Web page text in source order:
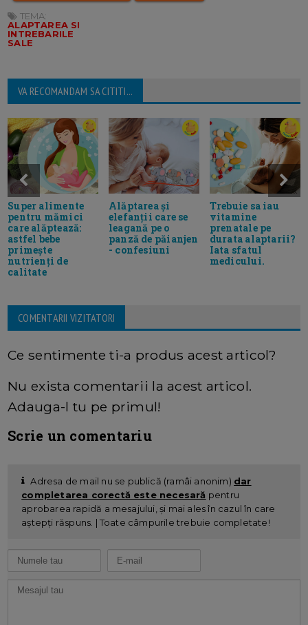
TEMA:
ALAPTAREA SI
INTREBARILE
SALE
VA RECOMANDAM SA CITITI...
Super alimente
pentru mămici
care alăptează:
astfel bebe
primește
nutrienți de
calitate
Alăptarea și
elefanții care se
leagană pe o
panză de păianjen
- confesiuni
Trebuie sa iau
vitamine
prenatale pe
durata alaptarii?
Iata sfatul
medicului.
COMENTARII VIZITATORI
Ce sentimente ti-a produs acest articol?
Nu exista comentarii la acest articol.
Adauga-l tu pe primul!
Scrie un comentariu
Adresa de mail nu se publică (ramâi anonim) dar
completarea corectă este necesară pentru
aprobarea rapidă a mesajului, și mai ales în cazul în care
aștepți răspuns. | Toate câmpurile trebuie completate!